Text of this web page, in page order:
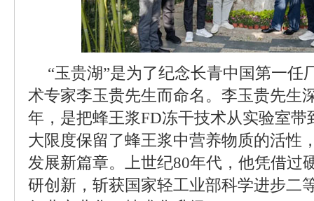
“玉贵湖”是为了纪念长青中国第一任
术专家李玉贵先生而命名。李玉贵先生
年，是把蜂王浆FD冻干技术从实验室
大限度保留了蜂王浆中营养物质的活性
发展新篇章。上世纪80年代，他凭借过
研创新，斩获国家轻工业部科学进步二